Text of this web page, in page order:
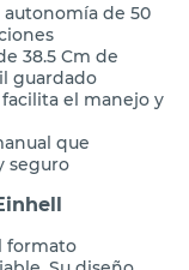
autonomía de 50
38.5 Cm de
guardado
facilita el manejo y
que
seguro
formato